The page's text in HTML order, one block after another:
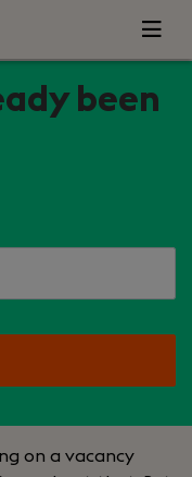
been
on a vacancy